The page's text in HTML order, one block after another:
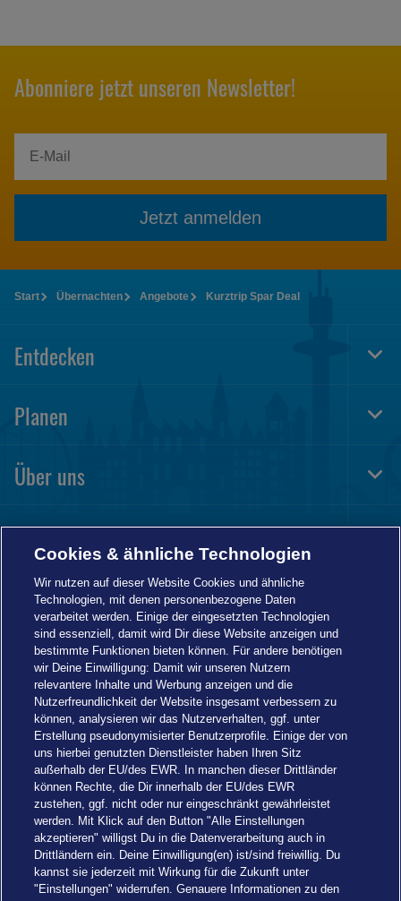
Abonniere jetzt unseren Newsletter!
Jetzt anmelden
Start Übernachten Angebote Kurztrip Spar Deal
Entdecken
Planen
Über uns
Informationen
Cookies & ähnliche Technologien
Wir nutzen auf dieser Website Cookies und ähnliche
Technologien, mit denen personenbezogene Daten
verarbeitet werden. Einige der eingesetzten Technologien
sind essenziell, damit wird Dir diese Website anzeigen und
bestimmte Funktionen bieten können. Für andere benötigen
wir Deine Einwilligung: Damit wir unseren Nutzern
relevantere Inhalte und Werbung anzeigen und die
Nutzerfreundlichkeit der Website insgesamt verbessern zu
können, analysieren wir das Nutzerverhalten, ggf. unter
Erstellung pseudonymisierter Benutzerprofile. Einige der von
uns hierbei genutzten Dienstleister haben Ihren Sitz
außerhalb der EU/des EWR. In manchen dieser Drittländer
können Rechte, die Dir innerhalb der EU/des EWR
zustehen, ggf. nicht oder nur eingeschränkt gewährleistet
werden. Mit Klick auf den Button "Alle Einstellungen
akzeptieren" willigst Du in die Datenverarbeitung auch in
Drittländern ein. Deine Einwilligung(en) ist/sind freiwillig. Du
kannst sie jederzeit mit Wirkung für die Zukunft unter
"Einstellungen" widerrufen. Genauere Informationen zu den